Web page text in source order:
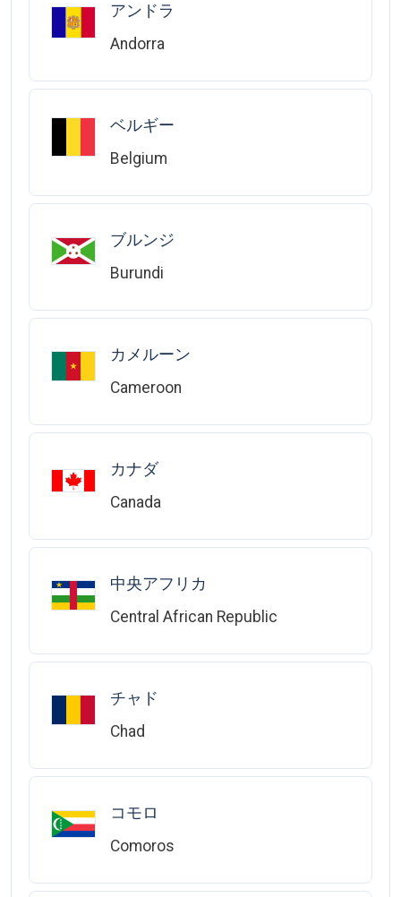
アンドラ
Andorra
ベルギー
Belgium
ブルンジ
Burundi
カメルーン
Cameroon
カナダ
Canada
中央アフリカ
Central African Republic
チャド
Chad
コモロ
Comoros